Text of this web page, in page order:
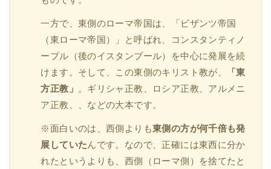
一方で、東側のローマ帝国は、「ビザンツ帝国
（東ローマ帝国）」と呼ばれ、コンスタンティノ
ープル（後のイスタンブール）を中心に発展を続
けます。そして、この東側のキリスト教が、
「東
方正教」 。ギリシャ正教、ロシア正教、アルメニ
ア正教、、などの大本です。
※面白いのは、西側よりも東側の方が何千倍も発
展していたんです。なので、正確には東西に分か
れたというよりも、西側（ローマ側）を捨てたと